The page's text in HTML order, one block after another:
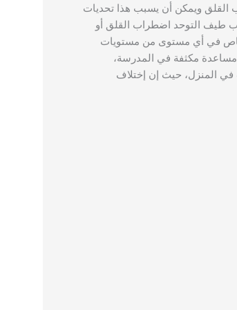
القلق ويمكن أن يسبب هذا تحديات
طيف التوحد اضطراب القلق أو
في أي مستوى من مستويات
مكثفة في المدرسة،
المنزل، حيث إن إختلاف